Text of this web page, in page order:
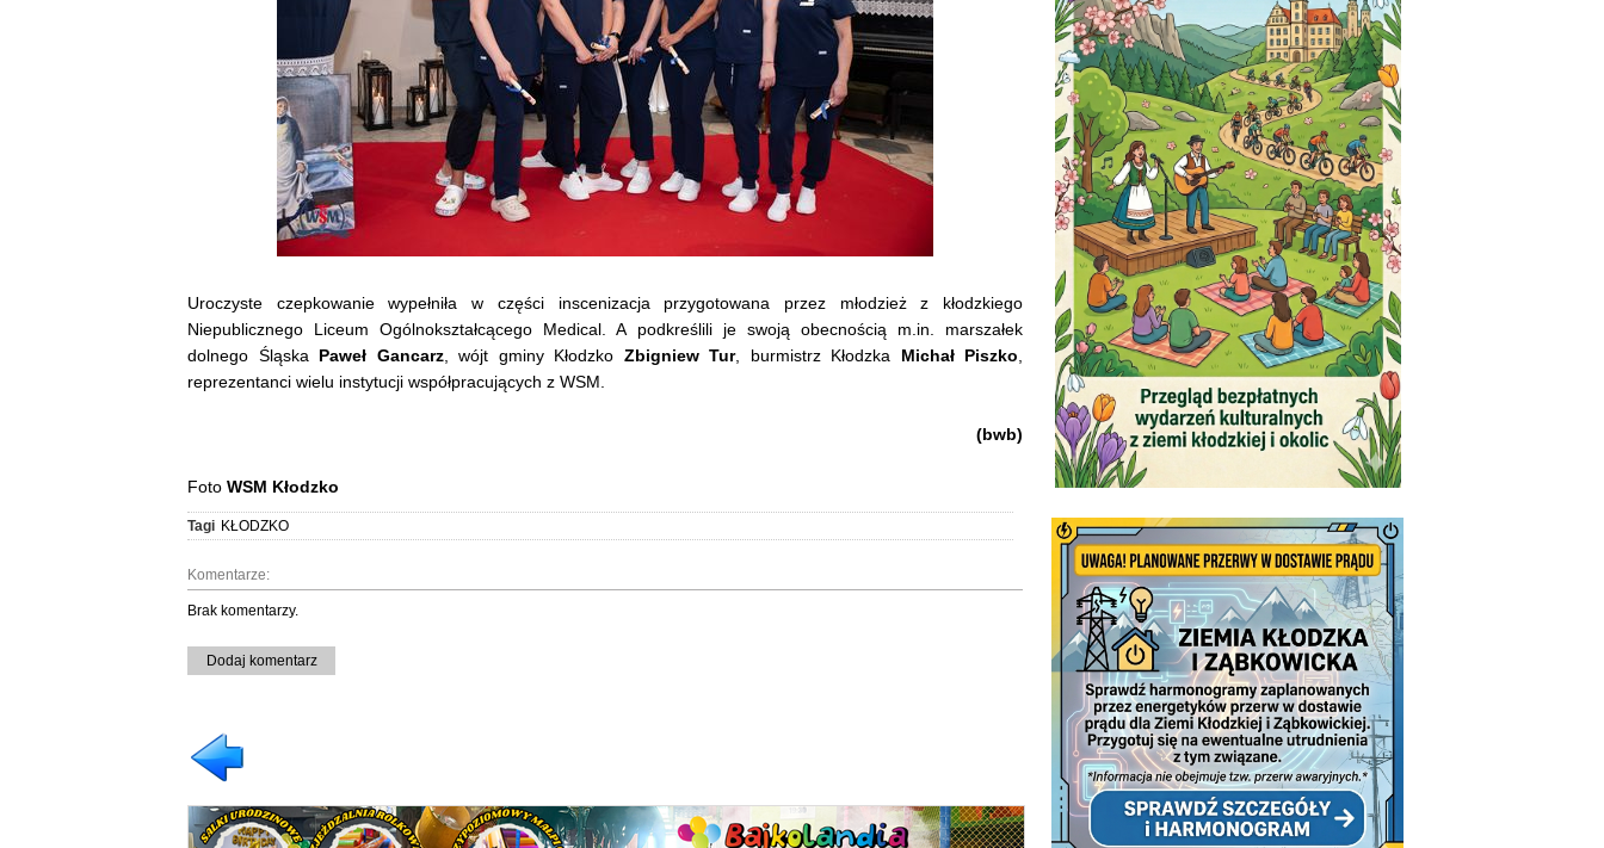
Uroczyste czepkowanie wypełniła w części inscenizacja przygotowana przez młodzież z kłodzkiego
Niepublicznego Liceum Ogólnokształcącego Medical. A podkreślili je swoją obecnością m.in. marszałek
dolnego Śląska Paweł Gancarz, wójt gminy Kłodzko Zbigniew Tur, burmistrz Kłodzka Michał Piszko
reprezentanci wielu instytucji współpracujących z WSM.
(bwb)
Foto WSM Kłodzko
Tagi KŁODZKO
Komentarze:
Brak komentarzy.
Dodaj komentarz